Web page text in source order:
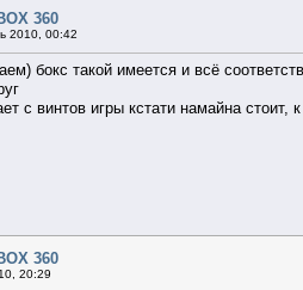
360
2010, 00:42
бокс такой имеется и всё
с винтов игры кстати намайна стоит,
360
20:29